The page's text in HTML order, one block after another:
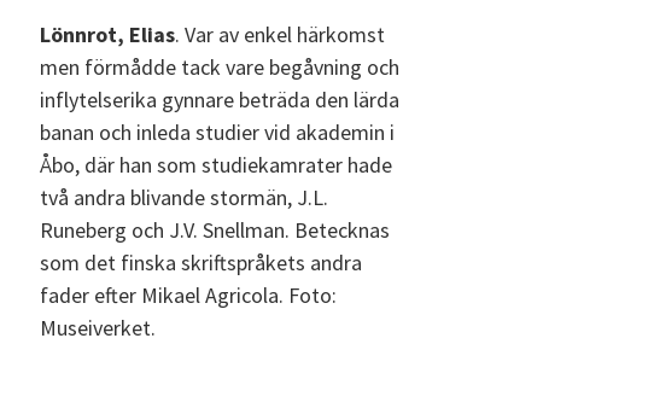
Lönnrot, Elias. Var av enkel härkomst
men förmådde tack vare begåvning och
inflytelserika gynnare beträda den lärda
banan och inleda studier vid akademin i
Åbo, där han som studiekamrater hade
två andra blivande stormän, J.L.
Runeberg och J.V. Snellman. Betecknas
som det finska skriftspråkets andra
fader efter Mikael Agricola. Foto:
Museiverket.